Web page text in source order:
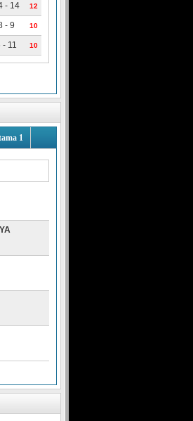
- 14 12
- 9 10
- 11 10
1